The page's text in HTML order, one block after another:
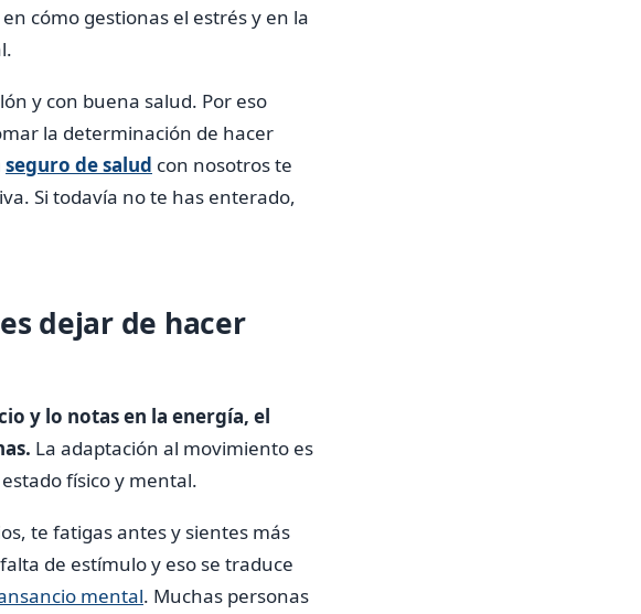
cómo gestionas el estrés y en la
y con buena salud. Por eso
la determinación de hacer
seguro de salud con nosotros te
Si todavía no te has enterado,
dejar de hacer
y lo notas en la energía, el
La adaptación al movimiento es
físico y mental.
te fatigas antes y sientes más
de estímulo y eso se traduce
mental. Muchas personas